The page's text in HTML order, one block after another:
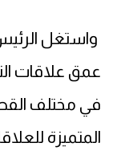
واستغل
عمق علاقات
في مختلف
المتميزة